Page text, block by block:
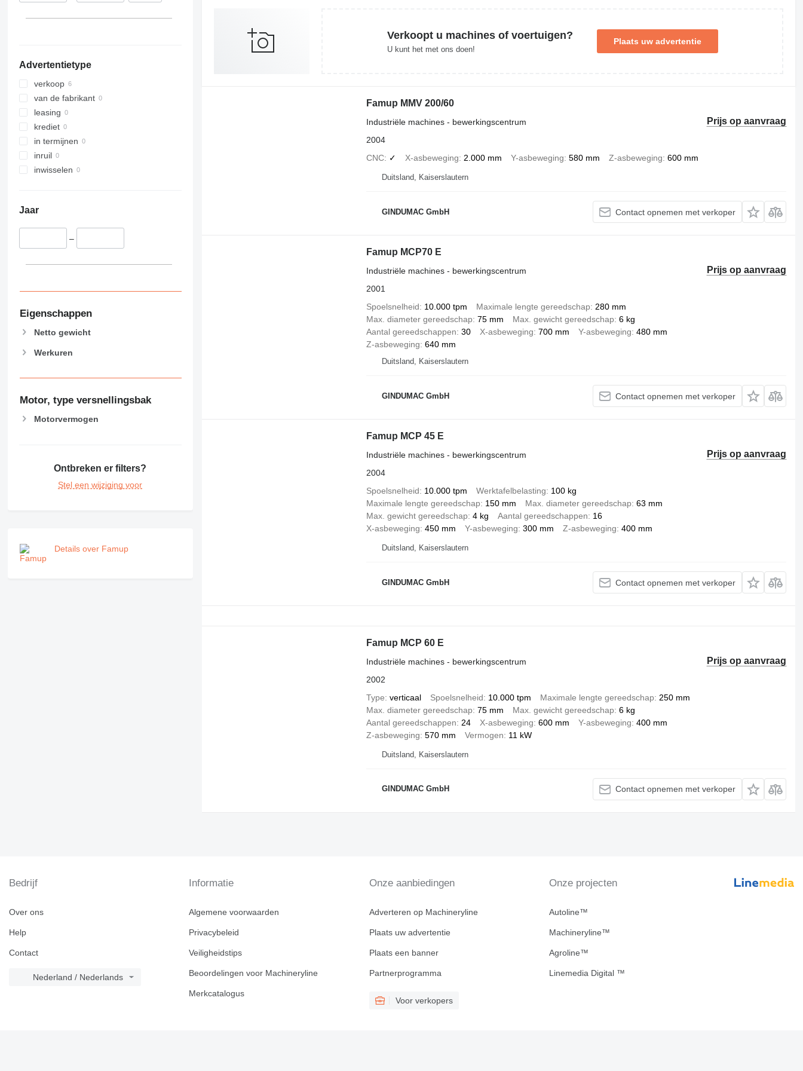
Advertentietype
verkoop
van de fabrikant
leasing
krediet
in termijnen
inruil
inwisselen
Jaar
–
Eigenschappen
Netto gewicht
Werkuren
Motor, type versnellingsbak
Motorvermogen
Ontbreken er filters?
Stel een wijziging voor
Details over Famup
Verkoopt u machines of voertuigen?
U kunt het met ons doen!
Plaats uw advertentie
Famup MMV 200/60
Prijs op aanvraag
Industriële machines - bewerkingscentrum
2004
CNC
✓ X-asbeweging 2.000 mm Y-asbeweging 580 mm Z-asbeweging 600 mm
Duitsland, Kaiserslautern
GINDUMAC GmbH Contact opnemen met verkoper
Famup MCP70 E
Prijs op aanvraag
Industriële machines - bewerkingscentrum
2001
Spoelsnelheid
10.000 tpm Maximale lengte gereedschap 280 mm
Max. diameter gereedschap 75 mm Max. gewicht gereedschap 6 kg
Aantal gereedschappen 30 X-asbeweging 700 mm Y-asbeweging 480 mm
Z-asbeweging 640 mm
Duitsland, Kaiserslautern
GINDUMAC GmbH Contact opnemen met verkoper
Famup MCP 45 E
Prijs op aanvraag
Industriële machines - bewerkingscentrum
2004
Spoelsnelheid
10.000 tpm Werktafelbelasting
100 kg
Maximale lengte gereedschap 150 mm Max. diameter gereedschap 63 mm
Max. gewicht gereedschap 4 kg Aantal gereedschappen
16
X-asbeweging 450 mm Y-asbeweging 300 mm Z-asbeweging 400 mm
Duitsland, Kaiserslautern
GINDUMAC GmbH Contact opnemen met verkoper
Famup MCP 60 E
Prijs op aanvraag
Industriële machines - bewerkingscentrum
2002
Type verticaal Spoelsnelheid 10.000 tpm Maximale lengte gereedschap 250 mm
Max. diameter gereedschap 75 mm Max. gewicht gereedschap 6 kg
Aantal gereedschappen
24 X-asbeweging 600 mm Y-asbeweging 400 mm
Z-asbeweging 570 mm Vermogen 11 kW
Duitsland, Kaiserslautern
GINDUMAC GmbH Contact opnemen met verkoper
Bedrijf
Over ons
Help
Contact
Nederland / Nederlands
Informatie
Algemene voorwaarden
Privacybeleid
Veiligheidstips
Beoordelingen voor Machineryline
Merkcatalogus
Onze aanbiedingen
Adverteren op Machineryline
Plaats uw advertentie
Plaats een banner
Partnerprogramma
Voor verkopers
Onze projecten
Autoline™
Machineryline™
Agroline™
Linemedia Digital ™